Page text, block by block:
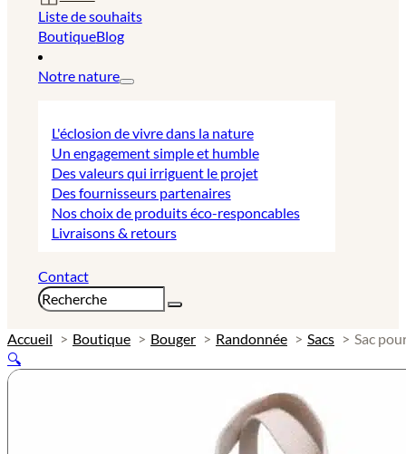
Liste de souhaits
BoutiqueBlog
Notre nature
L'éclosion de vivre dans la nature
Un engagement simple et humble
Des valeurs qui irriguent le projet
Des fournisseurs partenaires
Nos choix de produits éco-responcables
Livraisons & retours
Contact
Rechercher
Accueil Boutique Bouger Randonnée Sacs
Sac
🔍